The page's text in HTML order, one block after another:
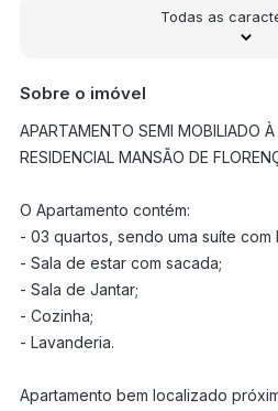
Todas as
Sobre o imóvel
APARTAMENTO SEMI MOBILIADO
RESIDENCIAL MANSÃO DE
O Apartamento contém:
- 03 quartos, sendo uma suíte com
- Sala de estar com sacada;
- Sala de Jantar;
- Cozinha;
- Lavanderia.
Apartamento bem localizado